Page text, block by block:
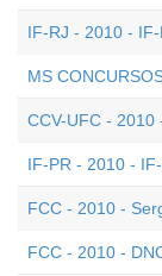
IF-RJ - 2010 -
MS
CCV-UFC -
IF-PR - 2010 -
FCC - 2010 -
FCC - 2010 -